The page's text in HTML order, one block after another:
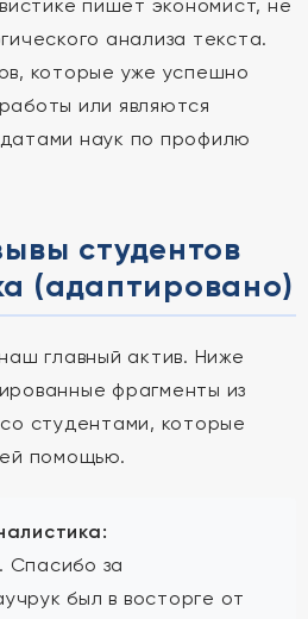
пишет экономист, не
анализа текста.
которые уже успешно
или являются
наук по профилю
студентов
(адаптировано)
главный актив. Ниже
фрагменты из
студентами, которые
помощью.
Спасибо за
был в восторге от